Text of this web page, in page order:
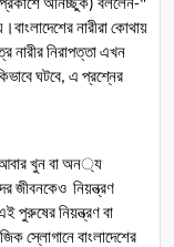
)
নারীরাকোথায়
নারীরনিরাপত্তাএখন
ঘটবে, এ প্রশ্নের
খুনবাঅন্য
জীবনকেও নিয়ন্ত্রণ
পুরুষেরনিয়ন্ত্রণবা
স্লোগানেবাংলাদেশের